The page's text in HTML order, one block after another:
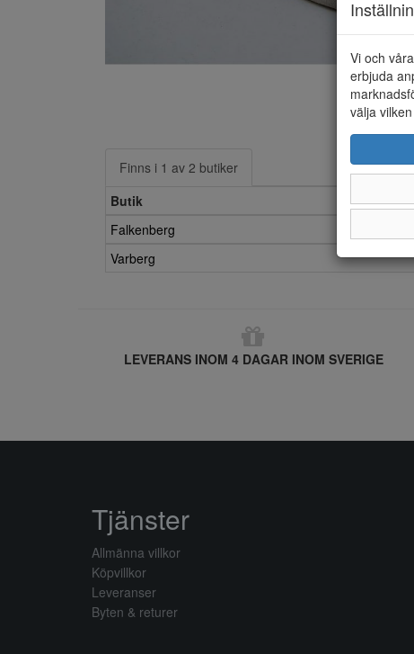
Finns i 1 av 2 butiker
Butik
Falkenberg
Varberg
LEVERANS INOM 4 DAGAR INOM SVERIGE
Vi och
erbjuda
välja
Tjänster
Allmänna villkor
Köpvillkor
Leveranser
Byten & returer